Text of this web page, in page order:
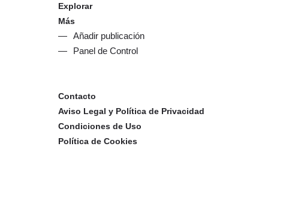
Explorar
Más
Añadir publicación
Panel de Control
Contacto
Aviso Legal y Política de Privacidad
Condiciones de Uso
Política de Cookies